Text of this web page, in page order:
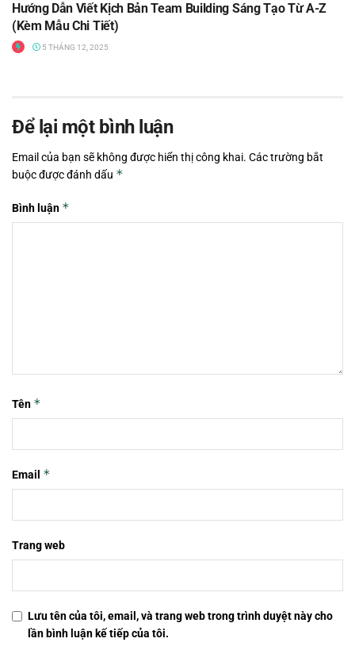
Hướng Dẫn Viết Kịch Bản Team Building Sáng Tạo Từ A-Z
(Kèm Mẫu Chi Tiết)
5 THÁNG 12, 2025
Để lại một bình luận
Email của bạn sẽ không được hiển thị công khai. Các trường bắt
buộc được đánh dấu *
Bình luận *
Tên *
Email *
Trang web
Lưu tên của tôi, email, và trang web trong trình duyệt này cho
lần bình luận kế tiếp của tôi.